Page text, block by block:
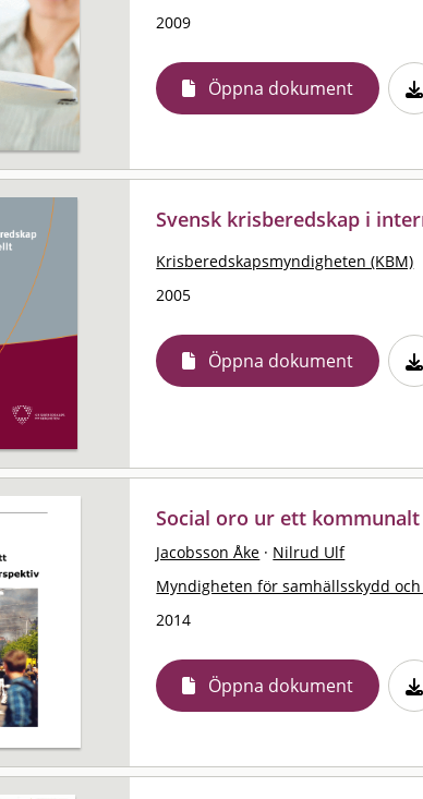
2009
Öppna dokument
Svensk krisberedskap i
Krisberedskapsmyndigheten (KBM)
2005
Öppna dokument
Social oro ur ett
Jacobsson Åke · Nilrud Ulf
Myndigheten för samhällsskydd
2014
Öppna dokument